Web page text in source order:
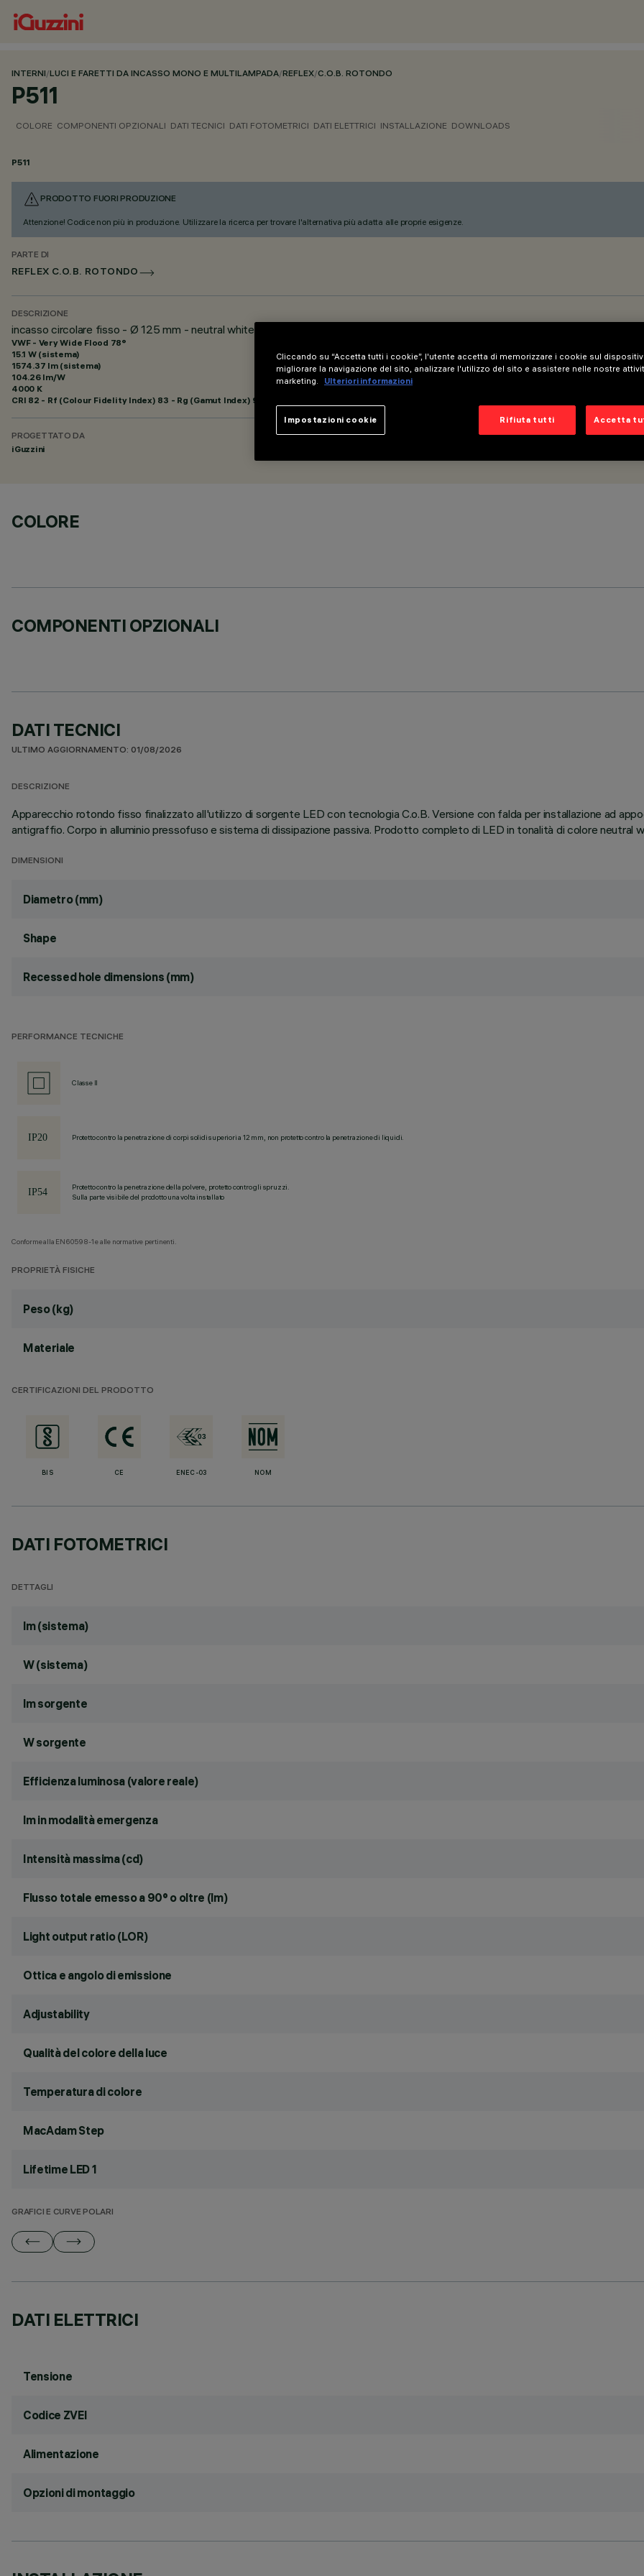
INTERNI/LUCI E FARETTI DA INCASSO MONO E MULTILAMPADA/REFLEX/C.O.B. ROTONDO
P511
COLORE COMPONENTI OPZIONALI DATI TECNICI DATI FOTOMETRICI DATI ELETTRICI INSTALLAZIONE DOWNLOADS
P511
PRODOTTO FUORI PRODUZIONE
Attenzione! Codice non più in produzione. Utilizzare la ricerca per trovare l'alternativa più adatta alle proprie esigenze.
PARTE DI
REFLEX C.O.B. ROTONDO
DESCRIZIONE
incasso circolare fisso - Ø 125 mm - neutral white - ottica bianca
VWF - Very Wide Flood 78°
15.1 W (sistema)
1574.37 lm (sistema)
104.26 lm/W
4000 K
CRI 82 - Rf (Colour Fidelity Index) 83 - Rg (Gamut Index) 94
PROGETTATO DA
iGuzzini
COLORE
COMPONENTI OPZIONALI
DATI TECNICI
ULTIMO AGGIORNAMENTO: 01/08/2026
DESCRIZIONE
Apparecchio rotondo fisso finalizzato all'utilizzo di sorgente LED con tecnologia C.o.B. Versione con falda per installazione ad
antigraffio. Corpo in alluminio pressofuso e sistema di dissipazione passiva. Prodotto completo di LED in tonalità di colore neutral
DIMENSIONI
Diametro (mm)
Shape
Recessed hole dimensions (mm)
PERFORMANCE TECNICHE
Classe II
Protetto contro la penetrazione di corpi solidi superiori a 12 mm, non protetto contro la penetrazione di liquidi.
Protetto contro la penetrazione della polvere, protetto contro gli spruzzi.
Sulla parte visibile del prodotto una volta installato
Conforme alla EN60598-1 e alle normative pertinenti.
PROPRIETÀ FISICHE
Peso (kg)
Materiale
CERTIFICAZIONI DEL PRODOTTO
BIS CE ENEC-03 NOM
DATI FOTOMETRICI
DETTAGLI
lm (sistema)
W (sistema)
lm sorgente
W sorgente
Efficienza luminosa (valore reale)
lm in modalità emergenza
Intensità massima (cd)
Flusso totale emesso a 90° o oltre (lm)
Light output ratio (LOR)
Ottica e angolo di emissione
Adjustability
Qualità del colore della luce
Temperatura di colore
MacAdam Step
Lifetime LED 1
GRAFICI E CURVE POLARI
DATI ELETTRICI
Tensione
Codice ZVEI
Alimentazione
Opzioni di montaggio
Cliccando su “Accetta tutti i cookie”, l'utente accetta di memorizzare i cookie sul
migliorare la navigazione del sito, analizzare l'utilizzo del sito e assistere nelle nostre
marketing.
Ulteriori informazioni
Rifiuta tutti Accetta
Impostazioni cookie